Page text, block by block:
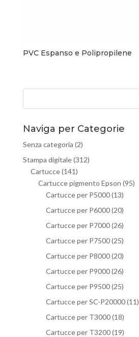
PVC Espanso e Polipropilene
Naviga per Categorie
Senza categoria (2)
Stampa digitale(312)
Cartucce(141)
Cartucce pigmento Epson (95)
Cartucce per P5000(13)
Cartucce per P6000(20)
Cartucce per P7000(26)
Cartucce per P7500(25)
Cartucce per P8000(20)
Cartucce per P9000(26)
Cartucce per P9500(25)
Cartucce per SC-P20000(11)
Cartucce per T3000(18)
Cartucce per T3200(19)